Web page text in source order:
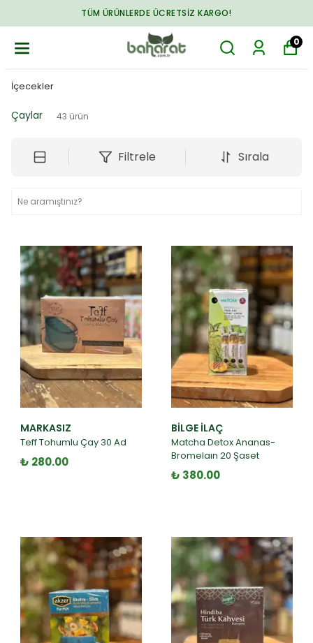
TÜM ÜRÜNLERDE ÜCRETSIZ KARGO!
0
İçecekler
Çaylar 43 ürün
Filtrele Sırala
MARKASIZ
Teff Tohumlu Çay 30 Ad
₺ 280.00
BILGE İLAÇ
Matcha Detox Ananas-
Bromelaın 20 Şaset
₺ 380.00